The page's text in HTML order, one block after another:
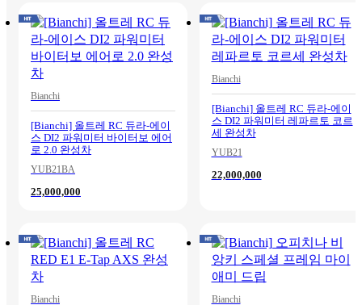
Bianchi
[Bianchi] 올트레 RC 듀라-에이
스 DI2 파워미터 바이터보 에어
로 2.0 완성차
YUB21BA
25,000,000
Bianchi
[Bianchi] 올트레 RC 듀라-에이
스 DI2 파워미터 레파르토 코르
세 완성차
YUB21
22,000,000
Bianchi Bianchi